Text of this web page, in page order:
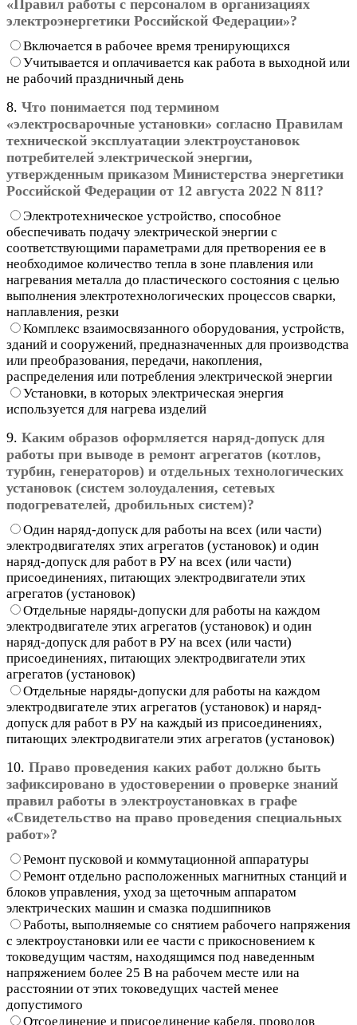
«Правил работы с персоналом в организациях
электроэнергетики Российской Федерации»?
Включается в рабочее время тренирующихся
Учитывается и оплачивается как работа в выходной или
не рабочий праздничный день
8. Что понимается под термином
«электросварочные установки» согласно Правилам
технической эксплуатации электроустановок
потребителей электрической энергии,
утвержденным приказом Министерства энергетики
Российской Федерации от 12 августа 2022 N 811?
Электротехническое устройство, способное
обеспечивать подачу электрической энергии с
соответствующими параметрами для претворения ее в
необходимое количество тепла в зоне плавления или
нагревания металла до пластического состояния с целью
выполнения электротехнологических процессов сварки,
наплавления, резки
Комплекс взаимосвязанного оборудования, устройств,
зданий и сооружений, предназначенных для производства
или преобразования, передачи, накопления,
распределения или потребления электрической энергии
Установки, в которых электрическая энергия
используется для нагрева изделий
9. Каким образов оформляется наряд-допуск для
работы при выводе в ремонт агрегатов (котлов,
турбин, генераторов) и отдельных технологических
установок (систем золоудаления, сетевых
подогревателей, дробильных систем)?
Один наряд-допуск для работы на всех (или части)
электродвигателях этих агрегатов (установок) и один
наряд-допуск для работ в РУ на всех (или части)
присоединениях, питающих электродвигатели этих
агрегатов (установок)
Отдельные наряды-допуски для работы на каждом
электродвигателе этих агрегатов (установок) и один
наряд-допуск для работ в РУ на всех (или части)
присоединениях, питающих электродвигатели этих
агрегатов (установок)
Отдельные наряды-допуски для работы на каждом
электродвигателе этих агрегатов (установок) и наряд-
допуск для работ в РУ на каждый из присоединениях,
питающих электродвигатели этих агрегатов (установок)
10. Право проведения каких работ должно быть
зафиксировано в удостоверении о проверке знаний
правил работы в электроустановках в графе
«Свидетельство на право проведения специальных
работ»?
Ремонт пусковой и коммутационной аппаратуры
Ремонт отдельно расположенных магнитных станций и
блоков управления, уход за щеточным аппаратом
электрических машин и смазка подшипников
Работы, выполняемые со снятием рабочего напряжения
с электроустановки или ее части с прикосновением к
токоведущим частям, находящимся под наведенным
напряжением более 25 В на рабочем месте или на
расстоянии от этих токоведущих частей менее
допустимого
Отсоединение и присоединение кабеля, проводов